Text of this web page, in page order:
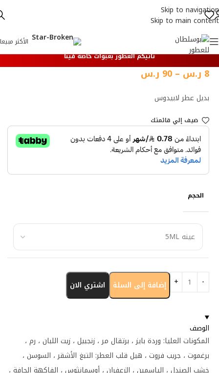
Skip to navigation
Skip to main content
الأكثر مبيعا
تأتيكم العطور بعبوات خاصة فينا
بديل عطر لابيدوس
8 ر.س –
90 ر.س
ضيف إلي قائمتك
الحجم
إضافة إلى السلة اشتري الان
الوصف
المكونات العليا: وردة بايز ، برتقال مر ، زنجبيل ، زيت اللبان ، رم ،
برغموت ، جريب فروت ، هيل قلب العطر: التبغ الأشقر ، السوسن ،
خشب الصندل ، الياسمين ، الزعفران ، أوسمانثوس ، الفاكهة الجافة ،